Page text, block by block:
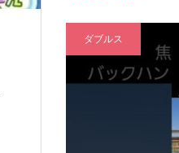
ダブルス